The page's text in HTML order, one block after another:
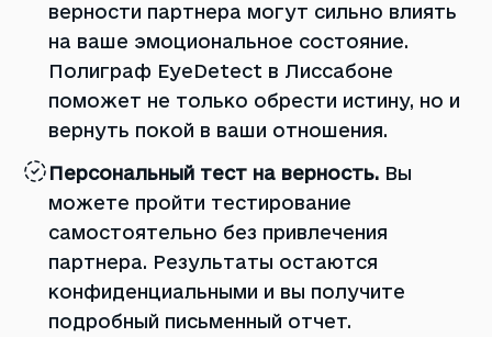
верности партнера могут сильно влиять
на ваше эмоциональное состояние.
Полиграф EyeDetect в Лиссабоне
поможет не только обрести истину, но и
вернуть покой в ​​ваши отношения.
Персональный тест на верность. Вы
можете пройти тестирование
самостоятельно без привлечения
партнера. Результаты остаются
конфиденциальными и вы получите
подробный письменный отчет.